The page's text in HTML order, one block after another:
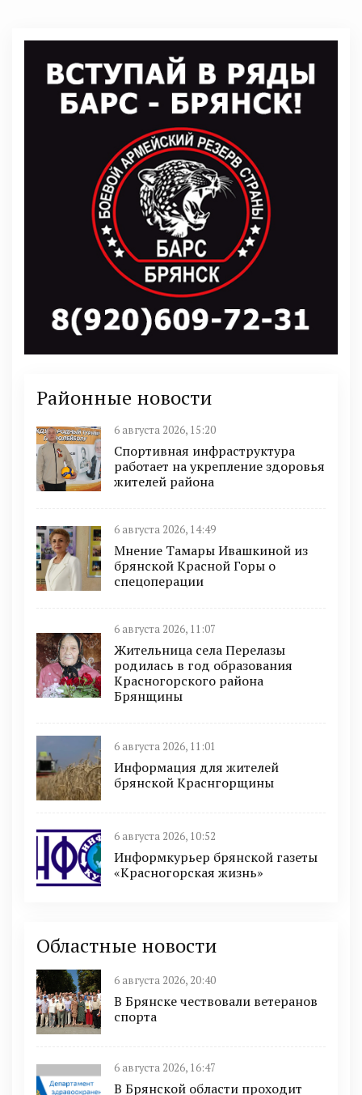
Районные новости
6 августа 2026, 15:20
Спортивная инфраструктура
работает на укрепление здоровья
жителей района
6 августа 2026, 14:49
Мнение Тамары Ивашкиной из
брянской Красной Горы о
спецоперации
6 августа 2026, 11:07
Жительница села Перелазы
родилась в год образования
Красногорского района
Брянщины
6 августа 2026, 11:01
Информация для жителей
брянской Краснгорщины
6 августа 2026, 10:52
Информкурьер брянской газеты
«Красногорская жизнь»
Областные новости
6 августа 2026, 20:40
В Брянске чествовали ветеранов
спорта
6 августа 2026, 16:47
В Брянской области проходит